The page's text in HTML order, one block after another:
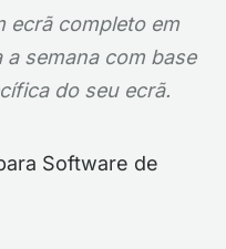
ecrã completo em
semana com base
do seu ecrã.